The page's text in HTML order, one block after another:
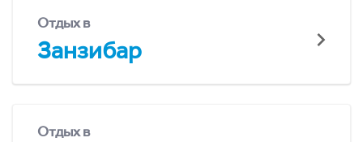
Отдых в
Занзибар
Отдых в